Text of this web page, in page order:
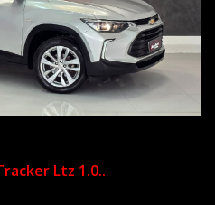
Ltz 1.0..